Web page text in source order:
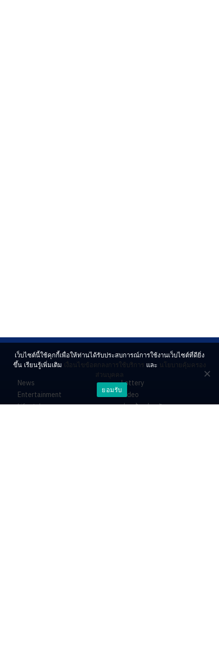
News
Entertainment
Lifestyle
Lottery
Video
ร่วมด้วยช่วยกัน
เว็บไซต์นี้ใช้คุกกี้เพื่อให้ท่านได้รับประสบการณ์การใช้งานเว็บไซต์ที่ดียิ่ง
ขึ้น เรียนรู้เพิ่มเติม เงื่อนไขข้อตกลงการใช้บริการ และ นโยบายคุ้มครอง
ส่วนบุคคล
ยอมรับ